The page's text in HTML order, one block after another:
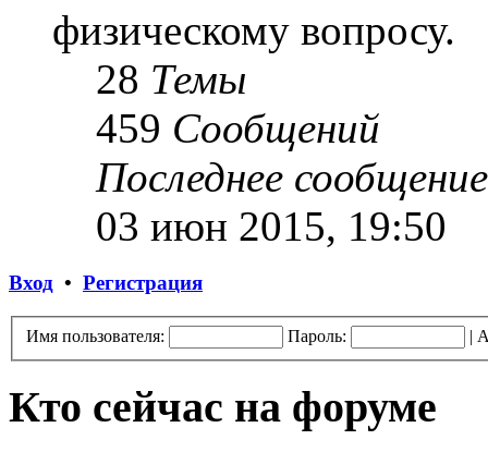
физическому вопросу.
28 Темы
459 Сообщений
Последнее сообщение
03 июн 2015, 19:50
Вход • Регистрация
Имя пользователя: Пароль: |
Кто сейчас на форуме